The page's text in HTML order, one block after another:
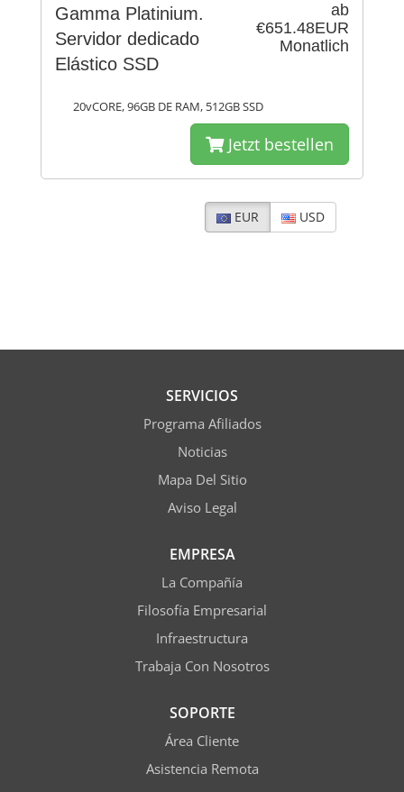
ab
€651.48EUR
Monatlich
Gamma Platinium.
Servidor dedicado
Elástico SSD
20vCORE, 96GB DE RAM, 512GB SSD
Jetzt bestellen
EUR USD
SERVICIOS
Programa Afiliados
Noticias
Mapa Del Sitio
Aviso Legal
EMPRESA
La Compañía
Filosofía Empresarial
Infraestructura
Trabaja Con Nosotros
SOPORTE
Área Cliente
Asistencia Remota